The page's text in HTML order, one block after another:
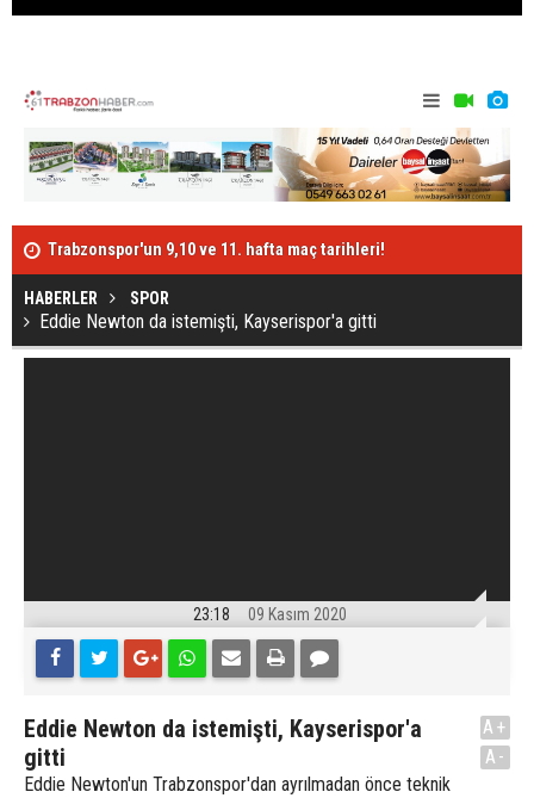
Trabzonspor'un 9,10 ve 11. hafta maç tarihleri!
HABERLER SPOR
Eddie Newton da istemişti, Kayserispor'a gitti
23:18 09 Kasım 2020
Eddie Newton da istemişti, Kayserispor'a
gitti
Eddie Newton'un Trabzonspor'dan ayrılmadan önce teknik
A+
A-